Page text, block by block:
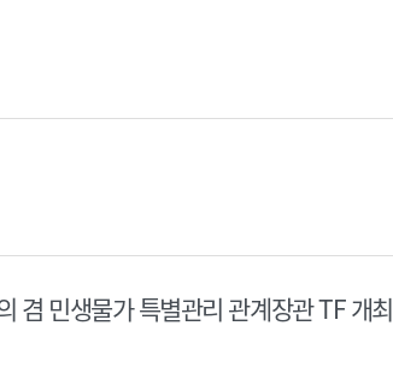
겸 민생물가 특별관리 관계장관 TF 개최